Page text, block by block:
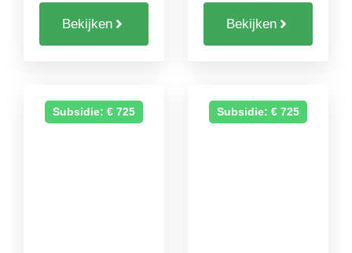
prijs
was:
prijs
Bekijken
prijs
was:
prijs
Bekijken
Subsidie: € 725 Subsidie: € 725